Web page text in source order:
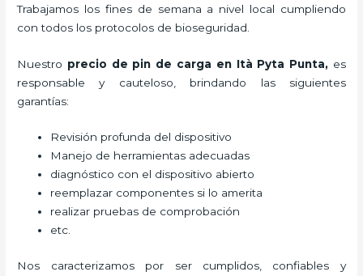
Trabajamos los fines de semana a nivel local cumpliendo
con todos los protocolos de bioseguridad.
Nuestro precio de pin de carga en Ità Pyta Punta, es
responsable y cauteloso, brindando las siguientes
garantías:
Revisión profunda del dispositivo
Manejo de herramientas adecuadas
diagnóstico con el dispositivo abierto
reemplazar componentes si lo amerita
realizar pruebas de comprobación
etc.
Nos caracterizamos por ser cumplidos, confiables y